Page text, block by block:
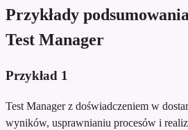
Przykłady
Test Manager
Przykład 1
Test Manager z doświadczeniem w
wyników, usprawnianiu procesów i